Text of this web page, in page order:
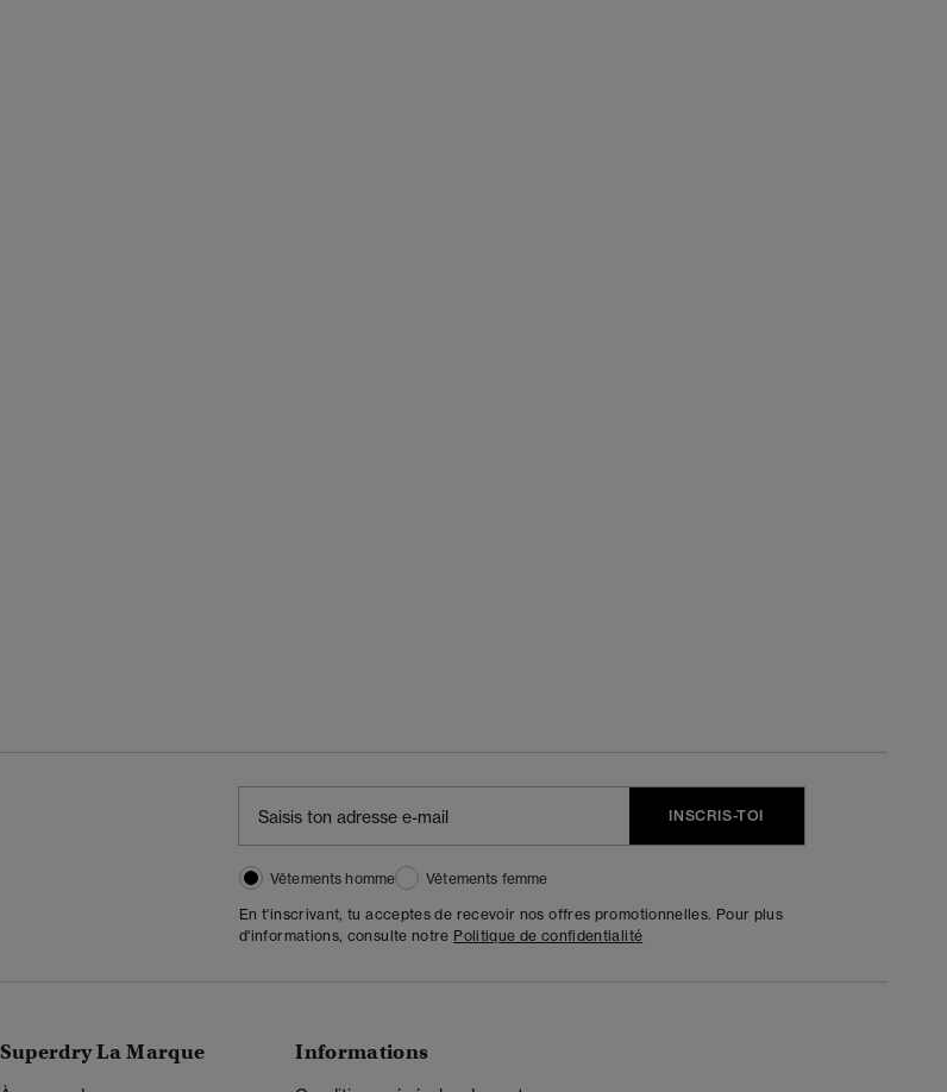
INSCRIS-TOI
Vêtements homme
Vêtements femme
En t'inscrivant, tu acceptes de recevoir nos offres promotionnelles. Pour plus
d'informations, consulte notre Politique de confidentialité
Superdry La Marque Informations